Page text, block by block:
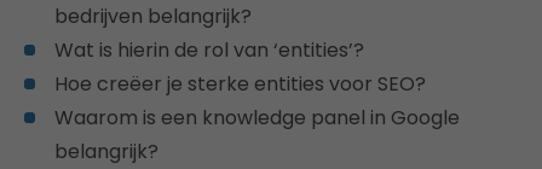
bedrijven belangrijk?
Wat is hierin de rol van ‘entities’?
Hoe creëer je sterke entities voor SEO?
Waarom is een knowledge panel in Google
belangrijk?